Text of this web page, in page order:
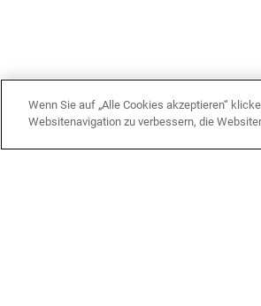
Wenn Sie auf „Alle Cookies akzeptieren“
Websitenavigation zu verbessern, die